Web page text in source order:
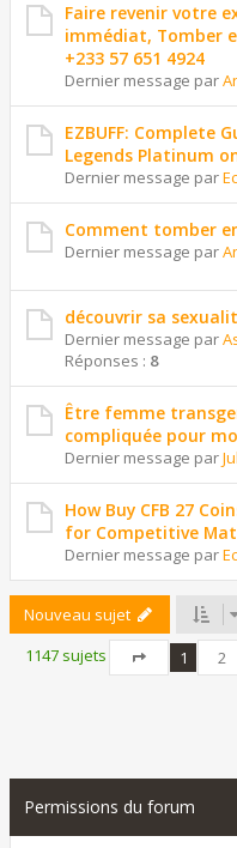
Faire revenir votre
immédiat, Tomber
+233 57 651 4924
Dernier message par
EZBUFF: Complete
Legends Platinum
Dernier message par
Comment tomber
Dernier message par
découvrir sa
Dernier message par
Réponses : 8
Être femme
compliquée pour
Dernier message par
How Buy CFB 27
for Competitive
Dernier message par
Nouveau sujet
1147 sujets
Page
sur46
1 2
Permissions du forum